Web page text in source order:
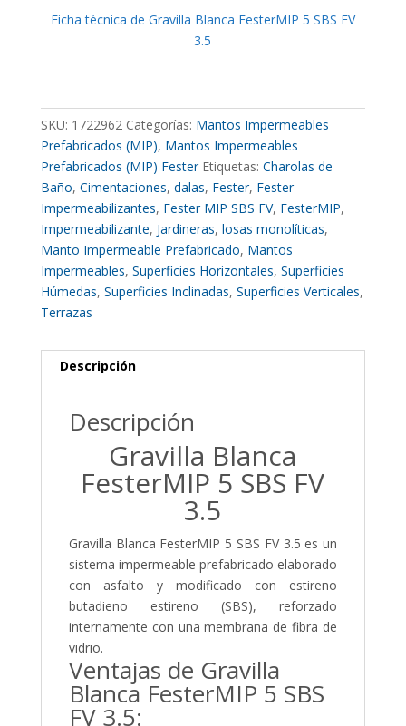
Ficha técnica de Gravilla Blanca FesterMIP 5 SBS FV
3.5
SKU: 1722962 Categorías: Mantos Impermeables
Prefabricados (MIP), Mantos Impermeables
Prefabricados (MIP) Fester Etiquetas: Charolas de
Baño, Cimentaciones, dalas, Fester, Fester
Impermeabilizantes, Fester MIP SBS FV, FesterMIP,
Impermeabilizante, Jardineras, losas monolíticas,
Manto Impermeable Prefabricado, Mantos
Impermeables, Superficies Horizontales, Superficies
Húmedas, Superficies Inclinadas, Superficies Verticales,
Terrazas
Descripción
Descripción
Gravilla Blanca
FesterMIP 5 SBS FV
3.5
Gravilla Blanca FesterMIP 5 SBS FV 3.5 es un
sistema impermeable prefabricado elaborado
con asfalto y modificado con estireno
butadieno estireno (SBS), reforzado
internamente con una membrana de fibra de
vidrio.
Ventajas de Gravilla
Blanca FesterMIP 5 SBS
FV 3.5: